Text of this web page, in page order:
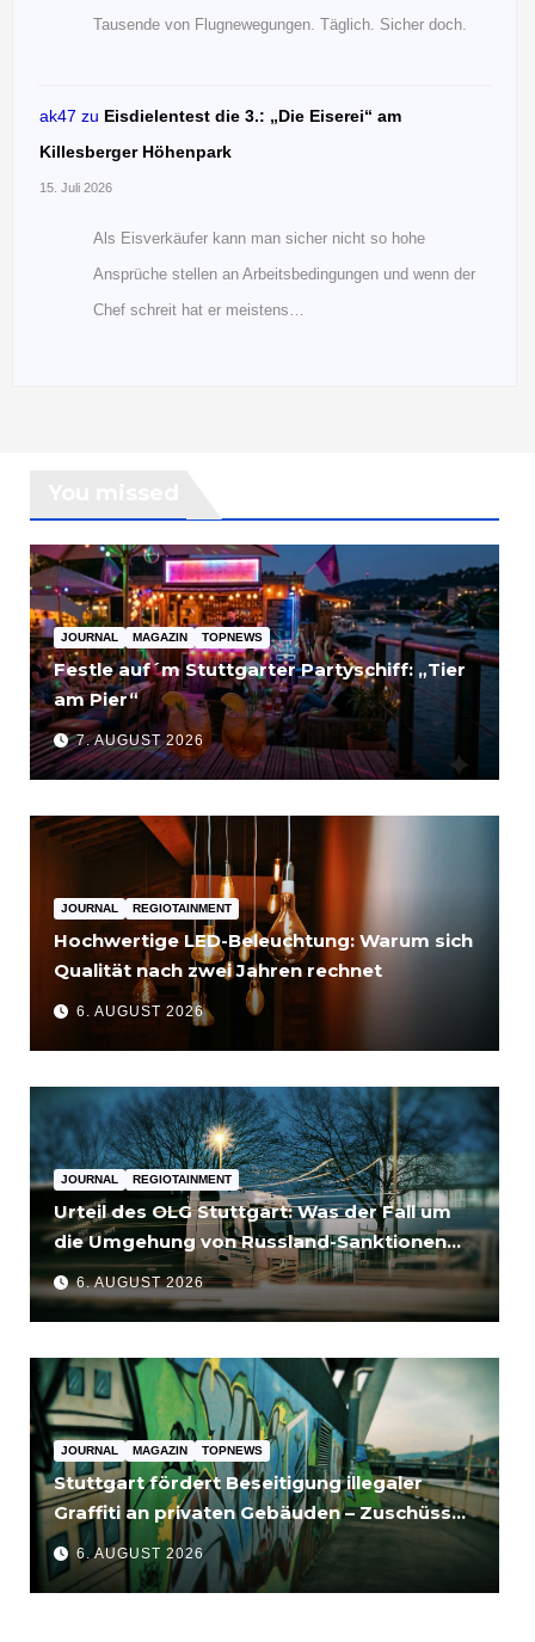
Tausende von Flugnewegungen. Täglich. Sicher doch.
ak47 zu Eisdielentest die 3.: „Die Eiserei“ am
Killesberger Höhenpark
15. Juli 2026
Als Eisverkäufer kann man sicher nicht so hohe
Ansprüche stellen an Arbeitsbedingungen und wenn der
Chef schreit hat er meistens…
JOURNAL MAGAZIN TOPNEWS
Festle auf´m Stuttgarter Partyschiff: „Tier
am Pier“
7. AUGUST 2026
JOURNAL REGIOTAINMENT
Hochwertige LED-Beleuchtung: Warum sich
Qualität nach zwei Jahren rechnet
6. AUGUST 2026
JOURNAL REGIOTAINMENT
Urteil des OLG Stuttgart: Was der Fall um
die Umgehung von Russland-Sanktionen
für Unternehmen bedeutet
6. AUGUST 2026
JOURNAL MAGAZIN TOPNEWS
Stuttgart fördert Beseitigung illegaler
Graffiti an privaten Gebäuden – Zuschüsse
bis 3.500 Euro
6. AUGUST 2026